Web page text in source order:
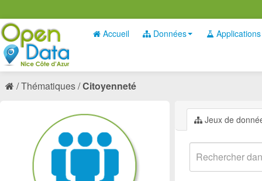
Accueil Données Applications
Thématiques Citoyenneté
Jeux de